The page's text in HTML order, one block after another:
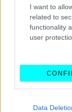
I want to
related to
functionality
user
Data
Διαβάστε